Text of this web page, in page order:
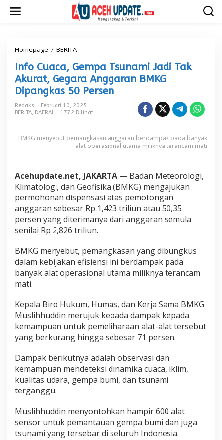
Homepage / BERITA
f
o
C
u
a
c
G
e
a
T
s
u
n
a
m
a
d
i
A
k
u
r
,
G
e
a
A
n
Info Cuaca, Gempa Tsunami Jadi Tak
Akurat, Gegara Anggaran BMKG
Dipangkas 50 Persen
Redaksi
Februari 10, 2025
BERITA, DAERAH 1772 Dilihat
BMKG menyebut pemangkasan anggaran berdampak pada banyak
alat operasional utama miliknya terancam mati
Acehupdate.net, JAKARTA — Badan Meteorologi,
Klimatologi, dan Geofisika (BMKG) mengajukan
permohonan dispensasi atas pemotongan
anggaran sebesar Rp 1,423 triliun atau 50,35
persen yang diterimanya dari anggaran semula
senilai Rp 2,826 triliun.
BMKG menyebut, pemangkasan yang dibungkus
dalam kebijakan efisiensi ini berdampak pada
banyak alat operasional utama miliknya terancam
mati.
Kepala Biro Hukum, Humas, dan Kerja Sama BMKG
Muslihhuddin merujuk kepada dampak kepada
kemampuan untuk pemeliharaan alat-alat tersebut
yang berkurang hingga sebesar 71 persen.
Dampak berikutnya adalah observasi dan
kemampuan mendeteksi dinamika cuaca, iklim,
kualitas udara, gempa bumi, dan tsunami
terganggu.
Muslihhuddin menyontohkan hampir 600 alat
sensor untuk pemantauan gempa bumi dan juga
tsunami yang tersebar di seluruh Indonesia.